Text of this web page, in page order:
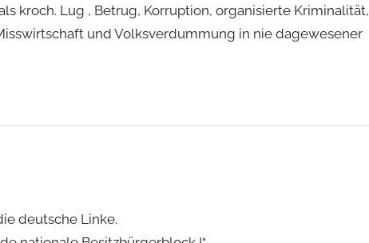
kroch. Lug , Betrug, Korruption, organisierte Kriminalität,
und Volksverdummung in nie dagewesener
deutsche Linke.